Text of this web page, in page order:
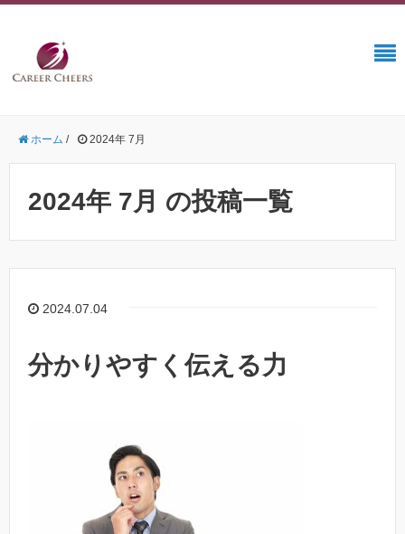
ホーム / 2024年 7月
2024年 7月 の投稿一覧
2024.07.04
分かりやすく伝える力